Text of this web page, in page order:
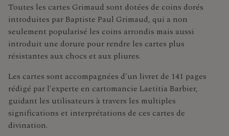
Toutes les cartes Grimaud sont dotées de coins dorés
introduites par Baptiste Paul Grimaud, qui a non
seulement popularisé les coins arrondis mais aussi
introduit une dorure pour rendre les cartes plus
résistantes aux chocs et aux pliures.
Les cartes sont accompagnées d'un livret de 141 pages
rédigé par l'experte en cartomancie Laetitia Barbier,
guidant les utilisateurs à travers les multiples
significations et interprétations de ces cartes de
divination.